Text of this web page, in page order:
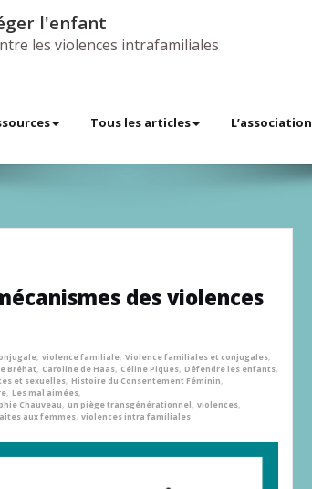
l'enfant
les violences intrafamiliales
Tous les articles L’association
des violences
, violence familiale, Violence familiales et conjugales,
Bréhat, Caroline de Haas, Céline Piques, Défendre les enfants,
et sexuelles, Histoire du Consentement Féminin,
, Les mal aimées,
Chauveau, un piège transgénérationnel, violences,
aux femmes, violences intra familiales